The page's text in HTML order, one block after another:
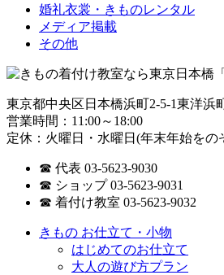
婚礼衣裳・きものレンタル
メディア掲載
その他
東京都中央区日本橋浜町2-5-1東洋浜
営業時間：11:00～18:00
定休：火曜日・水曜日(年末年始をの
☎ 代表 03-5623-9030
☎ ショップ 03-5623-9031
☎ 着付け教室 03-5623-9032
きもの お仕立て・小物
はじめてのお仕立て
大人の遊び方プラン